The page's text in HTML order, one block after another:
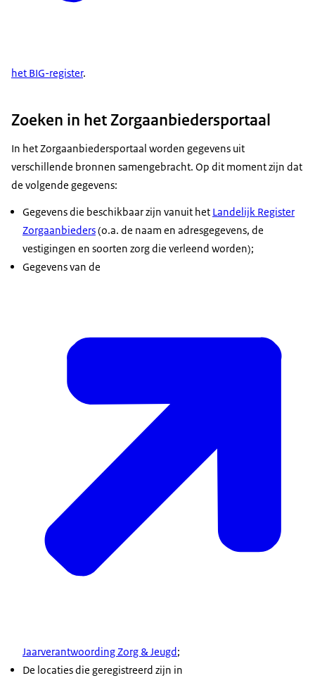
het BIG-register.
Zoeken in het Zorgaanbiedersportaal
In het Zorgaanbiedersportaal worden gegevens uit
verschillende bronnen samengebracht. Op dit moment zijn dat
de volgende gegevens:
Gegevens die beschikbaar zijn vanuit het Landelijk Register
Zorgaanbieders(o.a. de naam en adresgegevens, de
vestigingen en soorten zorg die verleend worden);
Gegevens van de
Jaarverantwoording Zorg & Jeugd;
De locaties die geregistreerd zijn in